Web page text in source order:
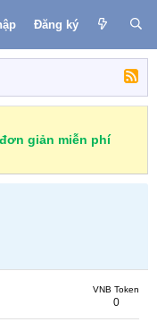
Đăng ký
giản miễn phí
VNB Token
0